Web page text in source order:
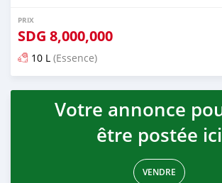
PRIX
SDG 8,000,000
10 L (Essence)
Publié il y a presque 2 ans
Votre annonce
être postée ici
VENDRE